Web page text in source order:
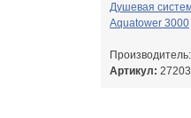
Душевая
Aquatower 3000
Артикул: